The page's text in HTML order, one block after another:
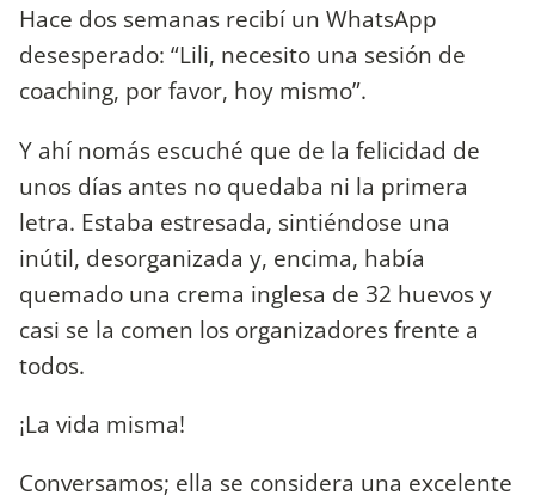
Hace dos semanas recibí un WhatsApp
desesperado: “Lili, necesito una sesión de
coaching, por favor, hoy mismo”.
Y ahí nomás escuché que de la felicidad de
unos días antes no quedaba ni la primera
letra. Estaba estresada, sintiéndose una
inútil, desorganizada y, encima, había
quemado una crema inglesa de 32 huevos y
casi se la comen los organizadores frente a
todos.
¡La vida misma!
Conversamos; ella se considera una excelente